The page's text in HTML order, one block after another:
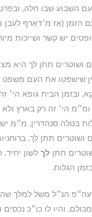
השבוע שבו חלה,
הזמן (אַז מ׳דאַרף לעבן
יש קשר ושייכות
ושוטרים תתן לך היא
שישפטו את העם
ובזמן הבית גופא הי׳
ומ״מ הי׳ זה רק בארץ
בטלה סנהדרין, מ״מ
ושוטרים תתן לך,
תתןלךלשון יחיד,
הגלות.
עה״פ הנ״ל משל למלך
והיו לו כו״כ